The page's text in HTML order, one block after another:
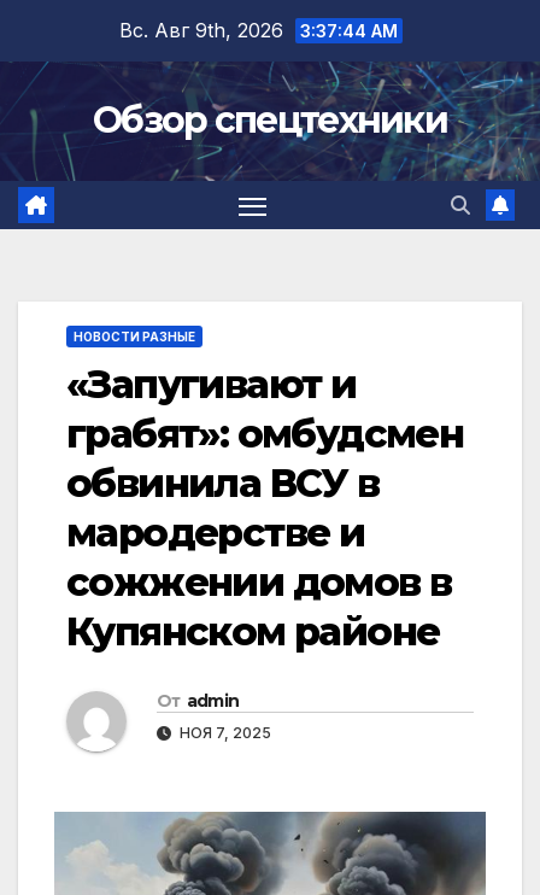
содержимому
Вс. Авг 9th, 2026 3:37:44 AM
Обзор спецтехники
НОВОСТИ РАЗНЫЕ
«Запугивают и
грабят»: омбудсмен
обвинила ВСУ в
мародерстве и
сожжении домов в
Купянском районе
От admin
НОЯ 7, 2025